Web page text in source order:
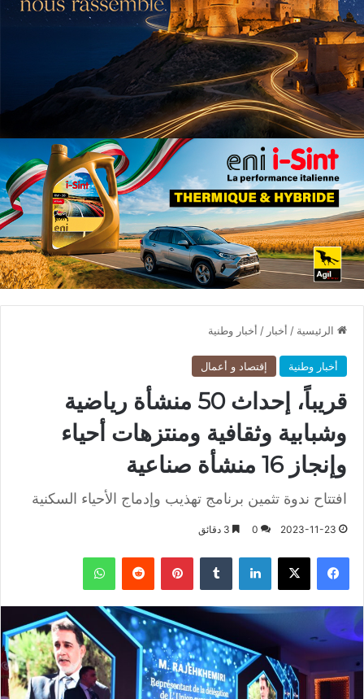
الرئيسية / أخبار / أخبار وطنية
أخبار وطنية إقتصاد و أعمال
قريباً، إحداث 50 منشأة رياضية
وشبابية وثقافية ومنتزهات أحياء
وإنجاز 16 منشأة صناعية
افتتاح ندوة تثمين برنامج تهذيب وإدماج الأحياء السكنية
2023-11-23
0
فيسبوك X لينكدإن بينتيريست واتساب